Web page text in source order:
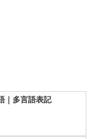
｜多言語表記